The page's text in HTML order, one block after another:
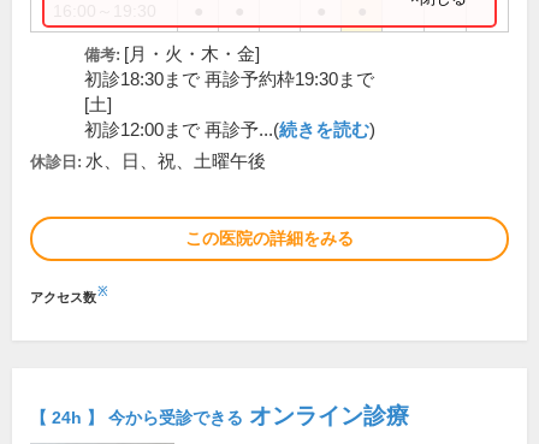
備考: [月・火・木・金]
初診18:30まで 再診予約枠19:30まで
[土]
初診12:00まで 再診予...(続きを読む)
休診日: 水、日、祝、土曜午後
この医院の詳細をみる
アクセス数※
【 24h 】 今から受診できる オンライン診療